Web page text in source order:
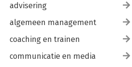
advisering
algemeen management
coaching en trainen
communicatie en media